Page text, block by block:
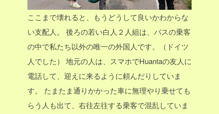
ここまで壊れると、もうどうして良いかわからな
い支配人。
後ろの若い白人２人組は、バスの乗客
の中で私たち以外の唯一の外国人です。（ドイツ
人でした）
地元の人は、スマホでHuantaの友人に
電話して、迎えに来るように頼んだりしていま
す。
たまたま通りかかった車に無理やり乗せても
らう人も出て、右往左往する乗客で混乱していま